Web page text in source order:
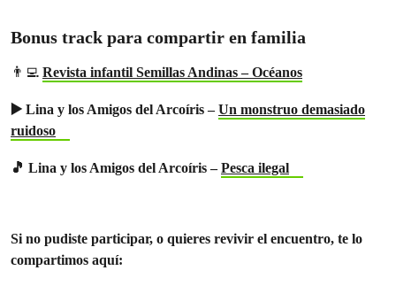
Bonus track para compartir en familia
👨‍💻 Revista infantil Semillas Andinas – Océanos
▶️ Lina y los Amigos del Arcoíris – Un monstruo demasiado
ruidoso
🎵 Lina y los Amigos del Arcoíris – Pesca ilegal
Si no pudiste participar, o quieres revivir el encuentro, te lo
compartimos aquí: